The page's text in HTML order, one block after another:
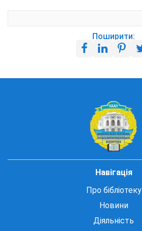
Поширити:
Навігація
Про бібліотеку
Новини
Діяльність